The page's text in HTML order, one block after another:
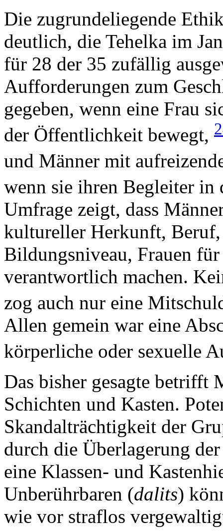
Die zugrundeliegende
deutlich, die Tehelka im
für 28 der 35 zufällig
Aufforderungen zum
gegeben, wenn eine Frau
der Öffentlichkeit bewegt,
und Männer mit
wenn sie ihren Begleiter
Umfrage zeigt, dass
kultureller Herkunft,
Bildungsniveau, Frauen
verantwortlich machen.
zog auch nur eine
Allen gemein war eine
körperliche oder sexuelle
Das bisher gesagte betrifft
Schichten und Kasten.
Skandalträchtigkeit der
durch die Überlagerung
eine Klassen- und
Unberührbaren (dalits)
wie vor straflos